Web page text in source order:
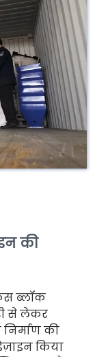
की
ब्लॉक
से लेकर
की
किया